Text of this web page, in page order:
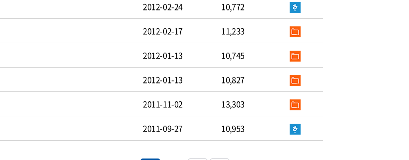
2012-02-24 10,772
2012-02-17 11,233
2012-01-13 10,745
2012-01-13 10,827
2011-11-02 13,303
2011-09-27 10,953